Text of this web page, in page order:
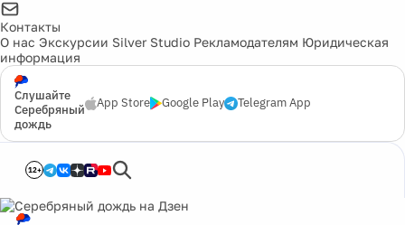
Контакты
О нас Экскурсии Silver Studio Рекламодателям Юридическая
информация
Слушайте
Серебряный
дождь
App Store Google Play Telegram App
12+